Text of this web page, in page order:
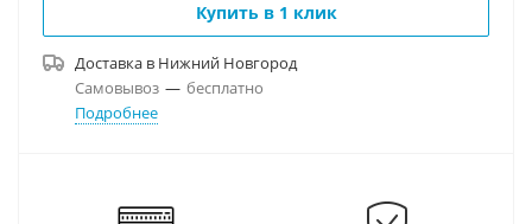
Купить в 1 клик
Доставка в Нижний Новгород
Самовывоз — бесплатно
Подробнее